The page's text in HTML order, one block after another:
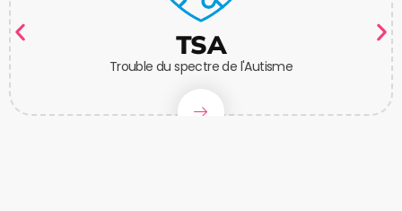
TSA
Trouble du spectre de l'Autisme